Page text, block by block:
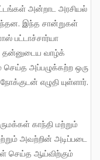
அன்றாட அரசியல்
இந்த சான்றுகள்
பட்டாச்சார்யா
தன்னுடைய வாழ்க்
அப்பழுக்கற்ற ஒரு
எழுதி யுள்ளார்.
அவற்றின் அடிப்படை
செய்த ஆய்விற்கும்